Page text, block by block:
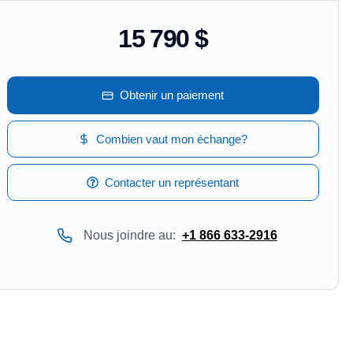
15 790 $
Obtenir un paiement
Combien vaut mon échange?
Contacter un représentant
Nous joindre au: +1 866 633-2916